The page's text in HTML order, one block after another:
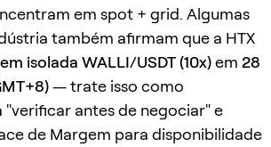
em spot + grid. Algumas
também afirmam que a HTX
isolada WALLI/USDT (10x)em 28
— trate isso como
antes de negociar" e
de Margem para disponibilidade